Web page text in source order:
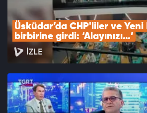
Üsküdar’da CHP'liler ve
birbirine girdi: ‘Alayınızı…’
İZLE